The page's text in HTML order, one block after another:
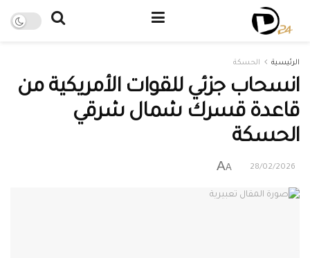
الرئيسية الحسكة
انسحاب جزئي للقوات الأمريكية من
قاعدة قسرك شمال شرقي
الحسكة
28/02/2026
A
A